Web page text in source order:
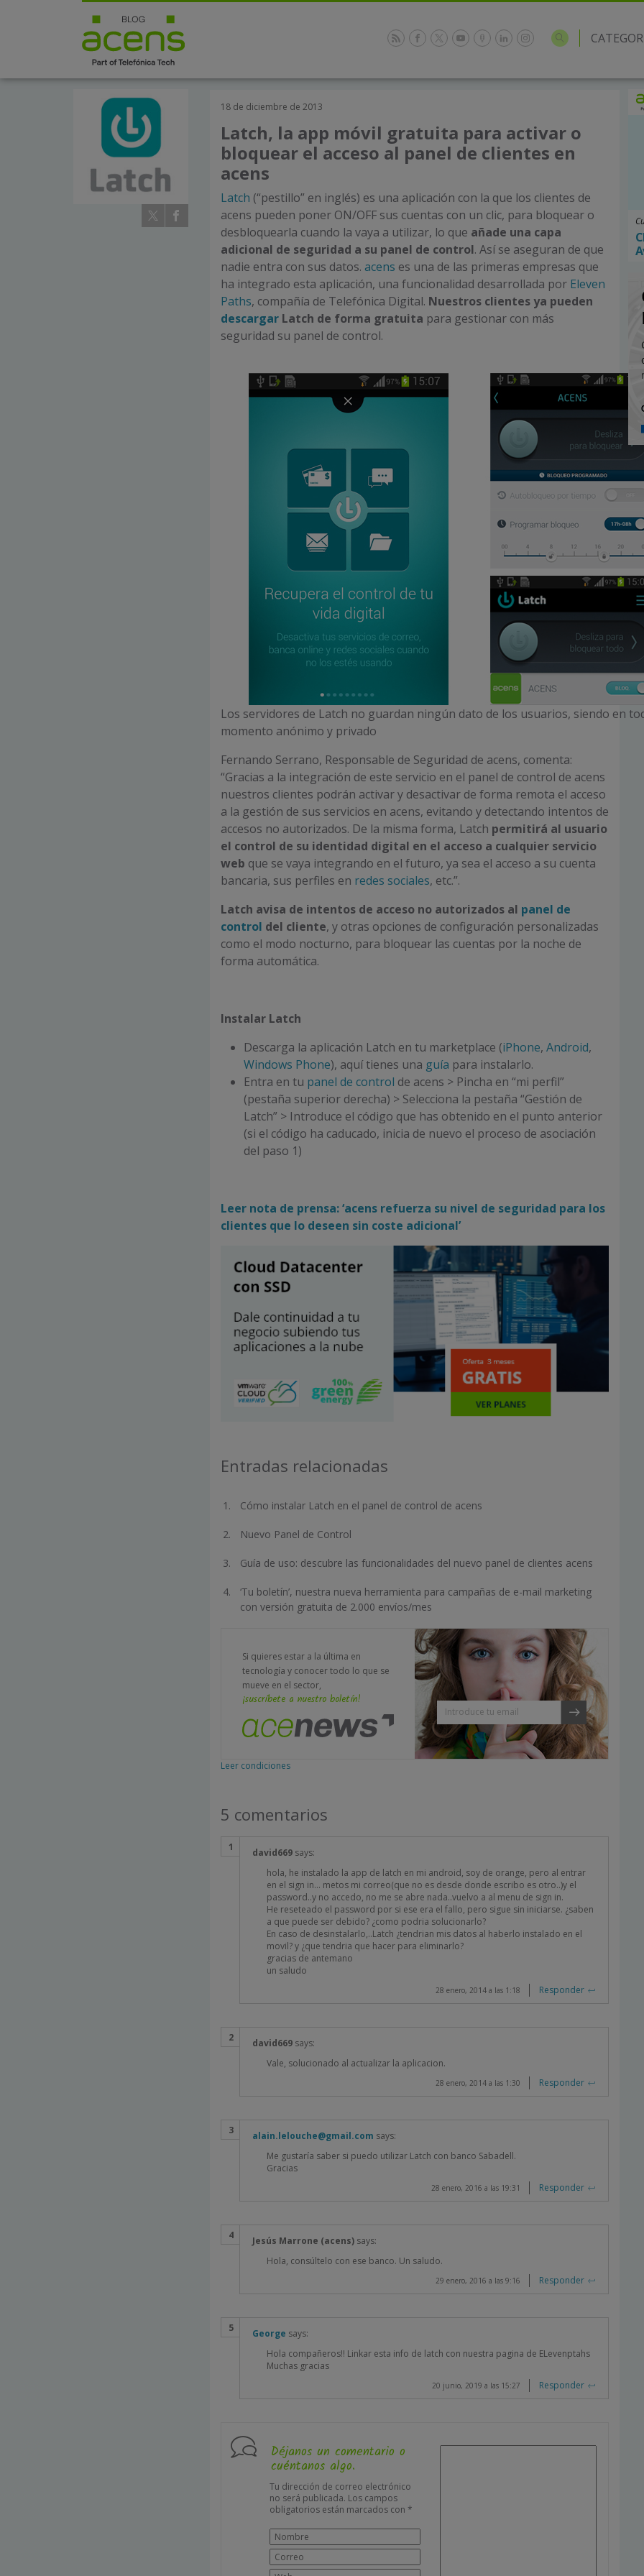
18 de diciembre de 2013
Latch, la app móvil gratuita para activar o
bloquear el acceso al panel de clientes en
acens
Latch (“pestillo” en inglés) es una aplicación con la que los clientes de
acens pueden poner ON/OFF sus cuentas con un clic, para bloquear o
desbloquearla cuando la vaya a utilizar, lo que añade una capa
adicional de seguridad a su panel de control. Así se aseguran de que
nadie entra con sus datos. acens es una de las primeras empresas que
ha integrado esta aplicación, una funcionalidad desarrollada por Eleven
Paths, compañía de Telefónica Digital. Nuestros clientes ya pueden
descargar Latch de forma gratuita para gestionar con más
seguridad su panel de control.
Los servidores de Latch no guardan ningún dato de los usuarios, siendo en
momento anónimo y privado
Fernando Serrano, Responsable de Seguridad de acens, comenta:
“Gracias a la integración de este servicio en el panel de control de acens
nuestros clientes podrán activar y desactivar de forma remota el acceso
a la gestión de sus servicios en acens, evitando y detectando intentos de
accesos no autorizados. De la misma forma, Latch permitirá al usuario
el control de su identidad digital en el acceso a cualquier servicio
web que se vaya integrando en el futuro, ya sea el acceso a su cuenta
bancaria, sus perfiles en redes sociales, etc.”.
Latch avisa de intentos de acceso no autorizados al panel de
control del cliente, y otras opciones de configuración personalizadas
como el modo nocturno, para bloquear las cuentas por la noche de
forma automática.
Instalar Latch
Descarga la aplicación Latch en tu marketplace (iPhone, Android,
Windows Phone), aquí tienes una guía para instalarlo.
Entra en tu panel de control de acens > Pincha en “mi perfil”
(pestaña superior derecha) > Selecciona la pestaña “Gestión de
Latch” > Introduce el código que has obtenido en el punto anterior
(si el código ha caducado, inicia de nuevo el proceso de asociación
del paso 1)
Leer nota de prensa: ‘acens refuerza su nivel de seguridad para los
clientes que lo deseen sin coste adicional’
Entradas relacionadas
Cómo instalar Latch en el panel de control de acens
Nuevo Panel de Control
Guía de uso: descubre las funcionalidades del nuevo panel de clientes acens
‘Tu boletín’, nuestra nueva herramienta para campañas de e-mail marketing
con versión gratuita de 2.000 envíos/mes
Si quieres estar a la última en
tecnología y conocer todo lo que se
mueve en el sector,
¡suscríbete a nuestro boletín!
Leer condiciones
5 comentarios
david669 says:
28 enero, 2014 a las 1:18
hola, he instalado la app de latch en mi android, soy de orange, pero al entrar
en el sign in… metos mi correo(que no es desde donde escribo es otro..)y el
password..y no accedo, no me se abre nada..vuelvo a al menu de sign in.
He reseteado el password por si ese era el fallo, pero sigue sin iniciarse. ¿saben
a que puede ser debido? ¿como podria solucionarlo?
En caso de desinstalarlo,..Latch ¿tendrian mis datos al haberlo instalado en el
movil? y ¿que tendria que hacer para eliminarlo?
gracias de antemano
un saludo
Responder
david669 says:
28 enero, 2014 a las 1:30
Vale, solucionado al actualizar la aplicacion.
Responder
alain.lelouche@gmail.com says:
28 enero, 2016 a las 19:31
Me gustaría saber si puedo utilizar Latch con banco Sabadell.
Gracias
Responder
Jesús Marrone (acens) says:
29 enero, 2016 a las 9:16
Hola, consúltelo con ese banco. Un saludo.
Responder
George says:
20 junio, 2019 a las 15:27
Hola compañeros!! Linkar esta info de latch con nuestra pagina de ELevenptahs
Muchas gracias
Responder
Déjanos un comentario o
cuéntanos algo.
Tu dirección de correo electrónico
no será publicada. Los campos
obligatorios están marcados con *